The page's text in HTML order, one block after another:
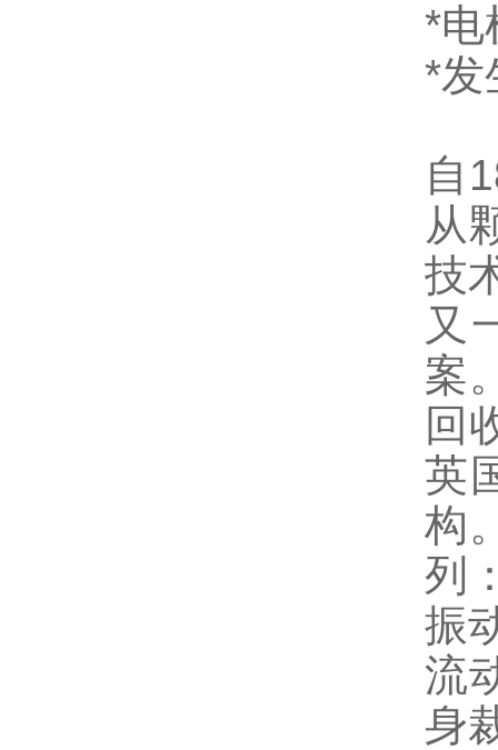
*电
*发
自
从
技
又
案
回
英
构
列
振
流
身